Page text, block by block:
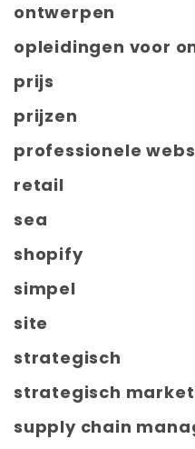
ontwerpen
opleidingen voor
prijs
prijzen
professionele
retail
sea
shopify
simpel
site
strategisch
strategisch
supply chain